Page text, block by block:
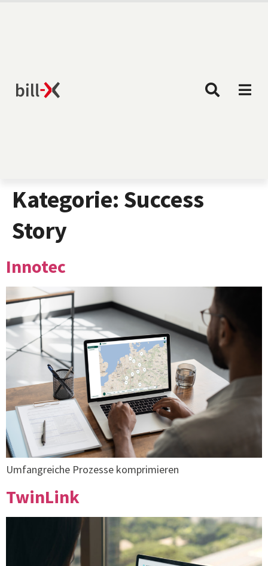
Kategorie: Success
Story
Innotec
Umfangreiche Prozesse komprimieren
TwinLink